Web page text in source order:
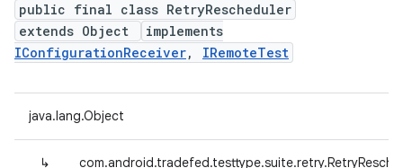
public final class RetryRescheduler
extends Object
implements
IConfigurationReceiver, IRemoteTest
java.lang.Object
↳